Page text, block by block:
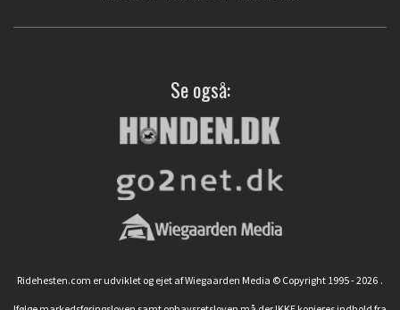
Se også:
Ridehesten.com er udviklet og ejet af Wiegaarden Media © Copyright 1995 - 2026 .